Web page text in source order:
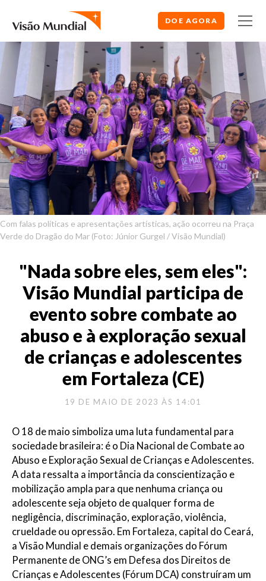
DOE AGORA
Com falas políticas e apresentações artísticas, ação ocorreu na Praça
Verde do Dragão do Mar (Foto: Júnior Gurgel / Visão Mundial)
"Nada sobre eles, sem eles":
Visão Mundial participa de
evento sobre combate ao
abuso e à exploração sexual
de crianças e adolescentes
em Fortaleza (CE)
19 DE MAIO DE 2023 ÀS 14:01
O 18 de maio simboliza uma luta fundamental para
sociedade brasileira: é o Dia Nacional de Combate ao
Abuso e Exploração Sexual de Crianças e Adolescentes.
A data ressalta a importância da conscientização e
mobilização ampla para que nenhuma criança ou
adolescente seja objeto de qualquer forma de
negligência, discriminação, exploração, violência,
crueldade ou opressão. Em Fortaleza, capital do Ceará,
a Visão Mundial e demais organizações do Fórum
Permanente de ONG’s em Defesa dos Direitos de
Crianças e Adolescentes (Fórum DCA) construíram um